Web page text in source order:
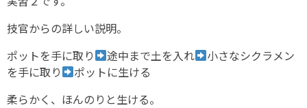
技官からの詳しい説明。
ポットを手に取り
途中まで土を入れ
小さなシクラメン
を手に取り
ポットに生ける
柔らかく、ほんのりと生ける。